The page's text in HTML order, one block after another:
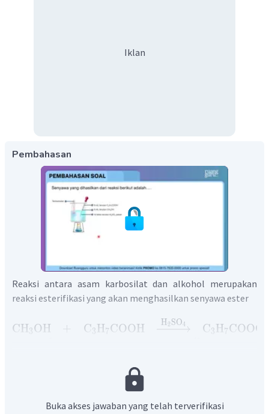
Iklan
Pembahasan
Reaksi antara asam karbosilat dan alkohol merupakan
reaksi esterifikasi yang akan menghasilkan senyawa ester
CH3OH + C3H7COOH H2 SO C3H7
Jadi, senyawa yang dihasilkan dari reaksi tersebut
Buka akses jawaban yang telah terverifikasi